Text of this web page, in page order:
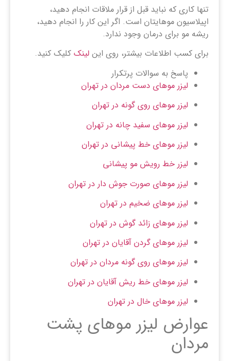
تنها کاری که نباید قبل از قرار ملاقات انجام دهید،
اپیلاسیون موهایتان است. اگر این کار را انجام دهید،
ریشه مو برای درمان وجود ندارد.
برای کسب اطلاعات بیشتر، روی این لینک کلیک کنید.
پاسخ به سوالات پرتکرار
لیزر موهای دست مردان در تهران
لیزر موهای روی گونه در تهران
لیزر موهای سفید چانه در تهران
لیزر موهای خط پیشانی در تهران
لیزر خط رویش مو پیشانی
لیزر موهای صورت جوش دار در تهران
لیزر موهای ضخیم در تهران
لیزر موهای زائد گوش در تهران
لیزر موهای گردن آقایان در تهران
لیزر موهای روی گونه مردان در تهران
لیزر موهای خط ریش آقایان در تهران
لیزر موهای خال در تهران
عوارض لیزر موهای پشت
مردان